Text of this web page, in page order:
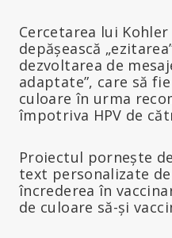
Cercetarea lui
depășească
dezvoltarea de
adaptate”, care să
culoare în urma
împotriva HPV de
Proiectul pornește
text personalizate
încrederea în
de culoare să-și